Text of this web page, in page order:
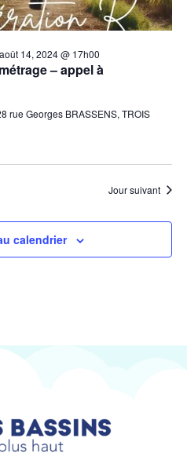
– appel à
août 14, 2024 @ 17h00
rue Georges BRASSENS, TROIS
Jour suivant
calendrier